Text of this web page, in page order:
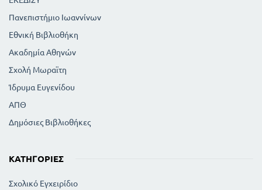
Πανεπιστήμιο Ιωαννίνων
Εθνική Βιβλιοθήκη
Ακαδημία Αθηνών
Σχολή Μωραϊτη
Ίδρυμα Ευγενίδου
ΑΠΘ
Δημόσιες Βιβλιοθήκες
ΚΑΤΗΓΟΡΊΕΣ
Σχολικό Εγχειρίδιο